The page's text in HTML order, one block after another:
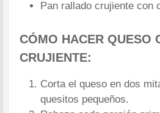
Pan rallado crujiente con
CÓMO HACER QUESO
CRUJIENTE:
Corta el queso en dos
quesitos pequeños.